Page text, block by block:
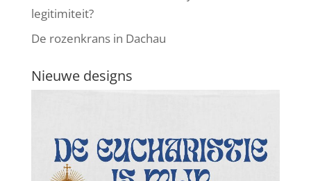
legitimiteit?
De rozenkrans in Dachau
Nieuwe designs